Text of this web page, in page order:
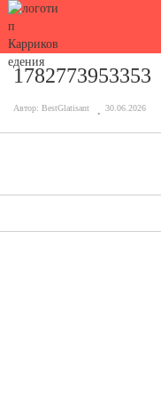
1782773953353
Автор: BestGlatisant 30.06.2026